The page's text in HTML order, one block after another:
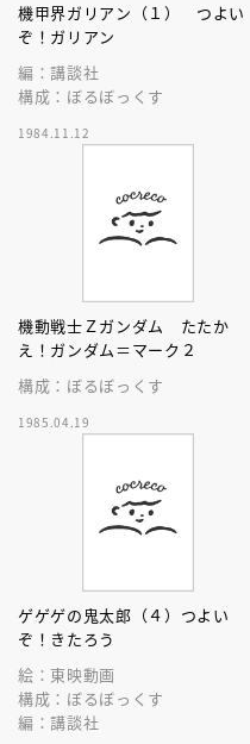
機甲界ガリアン（１） つよい
ぞ！ガリアン
編：講談社
構成：ぼるぼっくす
1984.11.12
機動戦士Ｚガンダム たたか
え！ガンダム＝マーク２
構成：ぼるぼっくす
1985.04.19
ゲゲゲの鬼太郎（４）つよい
ぞ！きたろう
絵：東映動画
構成：ぼるぼっくす
編：講談社